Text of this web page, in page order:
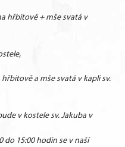
hřbitově + mše svatá v
a mše svatá v kapli sv.
v kostele sv. Jakuba v
do 15:00 hodin se v naší